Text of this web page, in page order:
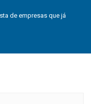
de empresas que já